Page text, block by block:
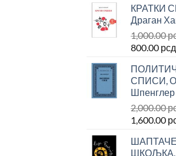
је
била:
2,000.00
КРАТКИ
Драган
1,000.00
је
била:
1,000.00
800.00 рсд
СПИСИ,
Шпенглер
2,000.00
је
1,600.00
ШКОЉКА,